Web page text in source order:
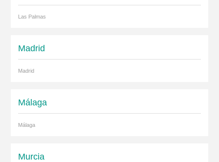
Las Palmas
Madrid
Madrid
Málaga
Málaga
Murcia